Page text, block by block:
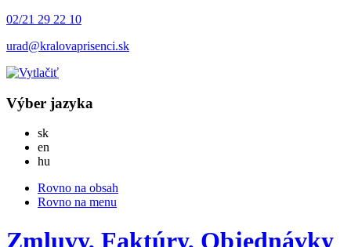
02/21 29 22 10
urad@kralovaprisenci.sk
Výber jazyka
skSlovensky
en
hu
Rovno na obsah
Rovno na menu
Zmluvy, Faktúry, Objednávky